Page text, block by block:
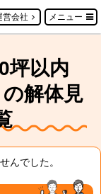
営会社 メニュー
坪以内
の解体見
んでした。